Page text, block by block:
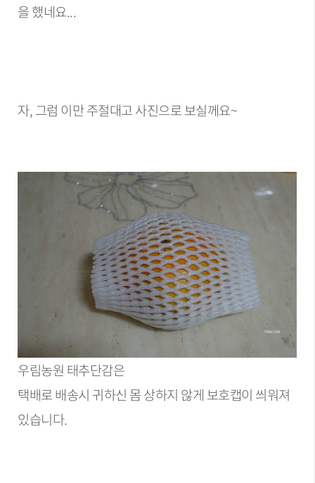
을 했네요...
자, 그럼 이만 주절대고 사진으로 보실께요~
우림농원 태추단감은
택배로 배송시 귀하신 몸 상하지 않게 보호캡이 씌워져
있습니다.